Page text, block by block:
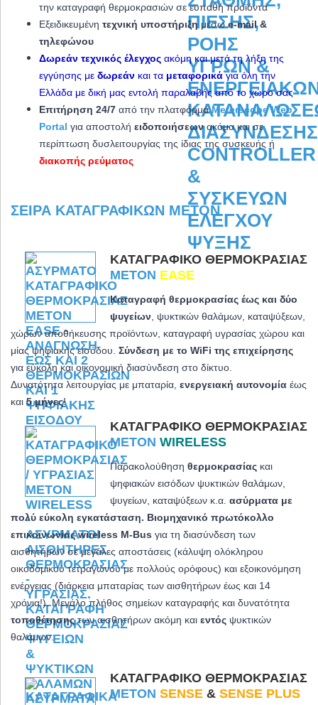
την καταγραφή θερμοκρασιών σε ευπαθή προϊόντα
Εξειδικευμένη τεχνική υποστήριξη μέσωe-mail &
τηλεφώνου
Δωρεάν τεχνικός έλεγχος ακόμη και μετά τη λήξη της
εγγύησης με δωρεάν και τα μεταφορικάγια όλη την
Ελλάδα με δική μας εντολή παραλαβής από το χώρο σας
Επιτήρηση 24/7 από την πλατφόρμα Meterscope Web
Portal για αποστολή ειδοποιήσεων ακόμα και σε
περίπτωση δυσλειτουργίας της ίδιας της συσκευής ή
διακοπής ρεύματος
ΣΕΙΡΆ ΚΑΤΑΓΡΑΦΙΚΏΝ METON
ΚΑΤΑΓΡΑΦΙΚΌ ΘΕΡΜΟΚΡΑΣΊΑΣ
METON EASE
Καταγραφή θερμοκρασίας έως και δύο
ψυγείων , ψυκτικών θαλάμων, καταψύξεων,
χώρων αποθήκευσης προϊόντων, καταγραφή υγρασίας χώρου και
μίας ψηφιακής εισόδου. Σύνδεση με το WiFi της επιχείρησης
για εύκολη και οικονομική διασύνδεση στο δίκτυο.
Δυνατότητα λειτουργίας με μπαταρία, ενεργειακή αυτονομία έως
και5 μήνες!
ΚΑΤΑΓΡΑΦΙΚΌ ΘΕΡΜΟΚΡΑΣΊΑΣ
METON WIRELESS
Παρακολούθηση θερμοκρασίας και
ψηφιακών εισόδων ψυκτικών θαλάμων,
ψυγείων, καταψύξεων κ.α. ασύρματα με
πολύ εύκολη εγκατάσταση. Βιομηχανικό πρωτόκολλο
επικοινωνίας wireless M-Bus για τη διασύνδεση των
αισθητήρων σε μεγάλες αποστάσεις (κάλυψη ολόκληρου
οικοδομικού τετραγώνου με πολλούς ορόφους) και εξοικονόμηση
ενέργειας (διάρκεια μπαταρίας των αισθητήρων έως και 14
χρόνια!). Μεγάλο πλήθος σημείων καταγραφής και δυνατότητα
τοποθέτησηςτων αισθητήρων ακόμη και εντός ψυκτικών
θαλάμων.
ΚΑΤΑΓΡΑΦΙΚΌ ΘΕΡΜΟΚΡΑΣΊΑΣ
METON SENSE & SENSE PLUS